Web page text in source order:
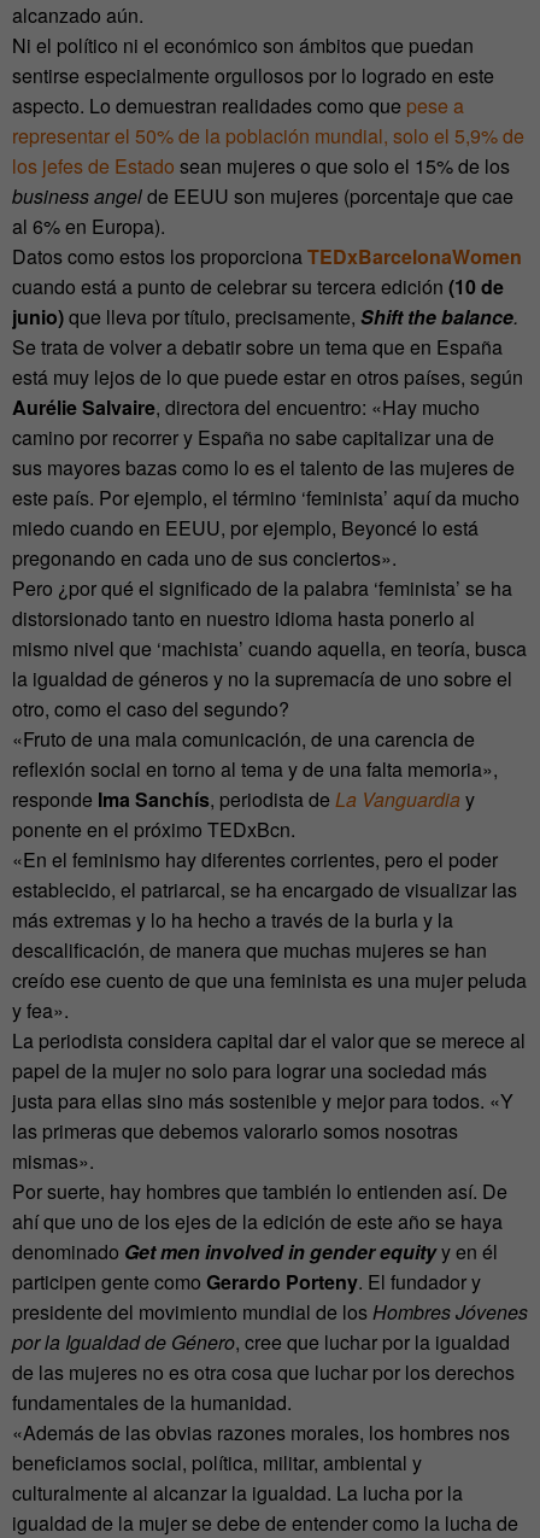
alcanzado aún.
Ni el político ni el económico son ámbitos que puedan
sentirse especialmente orgullosos por lo logrado en este
aspecto. Lo demuestran realidades como que pese a
representar el 50% de la población mundial, solo el 5,9% de
los jefes de Estado sean mujeres o que solo el 15% de los
business angelde EEUU son mujeres (porcentaje que cae
al 6% en Europa).
Datos como estos los proporcionaTEDxBarcelonaWomen
cuando está a punto de celebrar su tercera edición (10 de
junio)que lleva por título, precisamente, Shift the balance.
Se trata de volver a debatir sobre un tema que en España
está muy lejos de lo que puede estar en otros países, según
Aurélie Salvaire, directora del encuentro: «Hay mucho
camino por recorrer y España no sabe capitalizar una de
sus mayores bazas como lo es el talento de las mujeres de
este país. Por ejemplo, el término ‘feminista’ aquí da mucho
miedo cuando en EEUU, por ejemplo, Beyoncé lo está
pregonando en cada uno de sus conciertos».
Pero ¿por qué el significado de la palabra ‘feminista’ se ha
distorsionado tanto en nuestro idioma hasta ponerlo al
mismo nivel que ‘machista’ cuando aquella, en teoría, busca
la igualdad de géneros y no la supremacía de uno sobre el
otro, como el caso del segundo?
«Fruto de una mala comunicación, de una carencia de
reflexión social en torno al tema y de una falta memoria»,
responde Ima Sanchís, periodista de La Vanguardia y
ponente en el próximo TEDxBcn.
«En el feminismo hay diferentes corrientes, pero el poder
establecido, el patriarcal, se ha encargado de visualizar las
más extremas y lo ha hecho a través de la burla y la
descalificación, de manera que muchas mujeres se han
creído ese cuento de que una feminista es una mujer peluda
y fea».
La periodista considera capital dar el valor que se merece al
papel de la mujer no solo para lograr una sociedad más
justa para ellas sino más sostenible y mejor para todos. «Y
las primeras que debemos valorarlo somos nosotras
mismas».
Por suerte, hay hombres que también lo entienden así. De
ahí que uno de los ejes de la edición de este año se haya
denominado Get men involved in gender equityy en él
participen gente como Gerardo Porteny. El fundador y
presidente del movimiento mundial de losHombres Jóvenes
por la Igualdad de Género, cree que luchar por la igualdad
de las mujeres no es otra cosa que luchar por los derechos
fundamentales de la humanidad.
«Además de las obvias razones morales, los hombres nos
beneficiamos social, política, militar, ambiental y
culturalmente al alcanzar la igualdad. La lucha por la
igualdad de la mujer se debe de entender como la lucha de